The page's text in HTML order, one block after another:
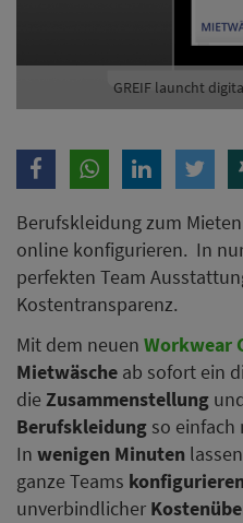
GREIF launcht
Berufskleidung zum
online konfigurieren. In
perfekten Team
Kostentransparenz.
Mit dem neuen Workwear
Mietwäsche ab sofort ein
die Zusammenstellung
Berufskleidung so einfach
In wenigen Minuten
ganze Teams konfigurieren
unverbindlicher